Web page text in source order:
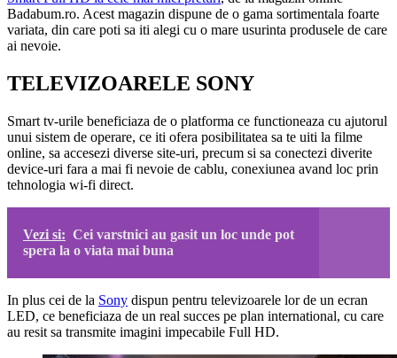
Badabum.ro. Acest magazin dispune de o gama sortimentala foarte
variata, din care poti sa iti alegi cu o mare usurinta produsele de care
ai nevoie.
TELEVIZOARELE SONY
Smart tv-urile beneficiaza de o platforma ce functioneaza cu ajutorul
unui sistem de operare, ce iti ofera posibilitatea sa te uiti la filme
online, sa accesezi diverse site-uri, precum si sa conectezi diverite
device-uri fara a mai fi nevoie de cablu, conexiunea avand loc prin
tehnologia wi-fi direct.
Vezi si: Cei varstnici au gasit un loc unde pot
spera la o viata mai buna
In plus cei de la Sony dispun pentru televizoarele lor de un ecran
LED, ce beneficiaza de un real succes pe plan international, cu care
au resit sa transmite imagini impecabile Full HD.